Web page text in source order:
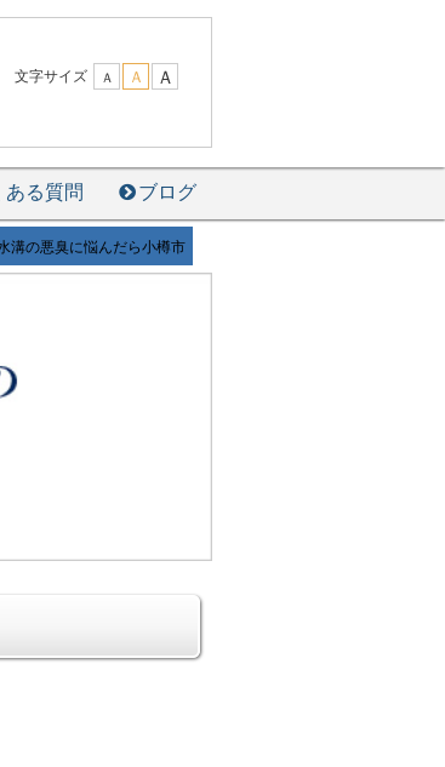
文字サイズ Ａ Ａ Ａ
ある質問 ブログ
溝の悪臭に悩んだら小樽市